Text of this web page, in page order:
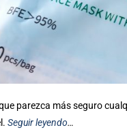
parezca más seguro
Seguir leyendo…